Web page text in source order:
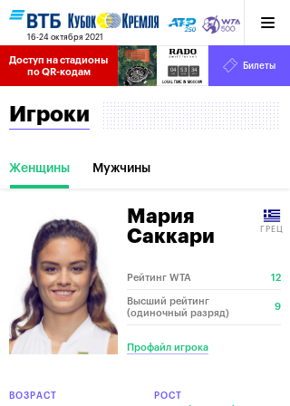
16-24 октября 2021
Доступ на стадионы
по QR-кодам
04
HRS
53
MINS
35
SECS
Билеты
Игроки
Женщины Мужчины
Мария
Саккари
ГРЕЦ
Рейтинг WTA 12
Высший рейтинг
(одиночный разряд)
9
Профайл игрока
ВОЗРАСТ РОСТ